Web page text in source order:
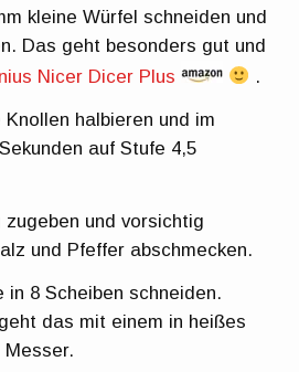
kleine Würfel schneiden und
Das geht besonders gut und
Nicer Dicer Plus .
halbieren und im
auf Stufe 4,5
und vorsichtig
und Pfeffer abschmecken.
8 Scheiben schneiden.
das mit einem in heißes